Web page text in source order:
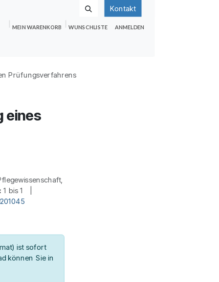
Kontakt
MEIN WARENKORB WUNSCHLISTE ANMELDEN
Prüfungsverfahrens
eines
1 bis 1 |
ist sofort
können Sie in